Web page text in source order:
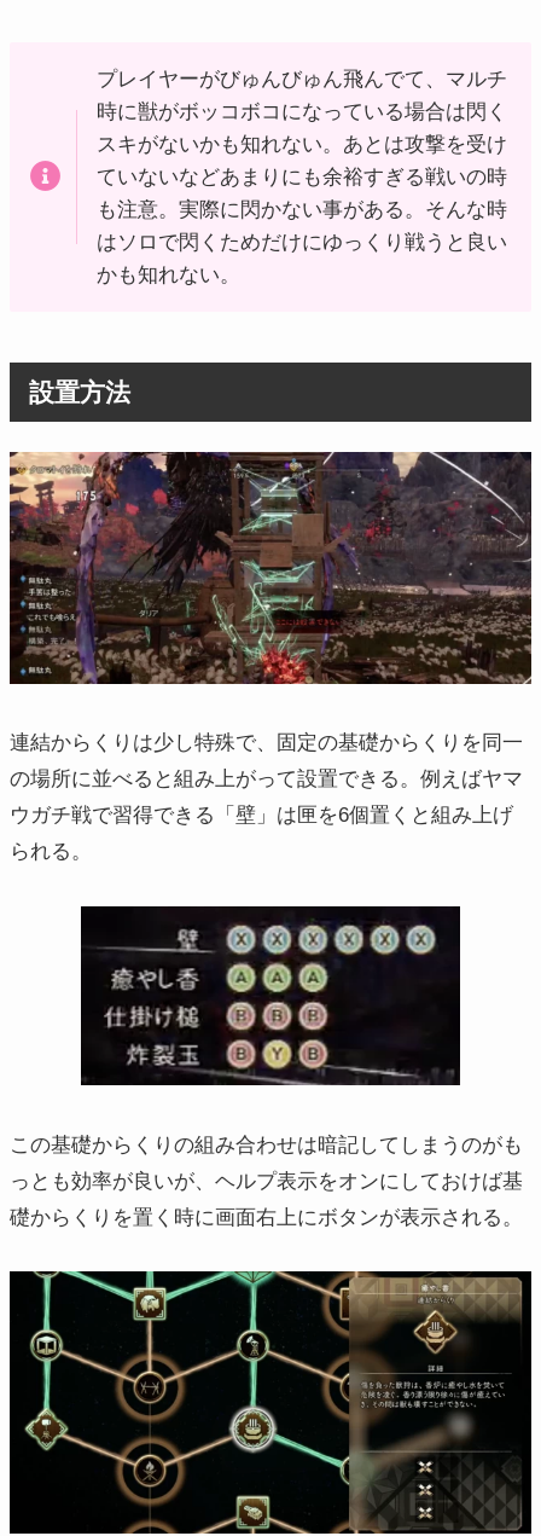
プレイヤーがびゅんびゅん飛んでて、マルチ
時に獣がボッコボコになっている場合は閃く
スキがないかも知れない。あとは攻撃を受け
ていないなどあまりにも余裕すぎる戦いの時
も注意。実際に閃かない事がある。そんな時
はソロで閃くためだけにゆっくり戦うと良い
かも知れない。
設置方法
連結からくりは少し特殊で、固定の基礎からくりを同一
の場所に並べると組み上がって設置できる。例えばヤマ
ウガチ戦で習得できる「壁」は匣を6個置くと組み上げ
られる。
この基礎からくりの組み合わせは暗記してしまうのがも
っとも効率が良いが、ヘルプ表示をオンにしておけば基
礎からくりを置く時に画面右上にボタンが表示される。